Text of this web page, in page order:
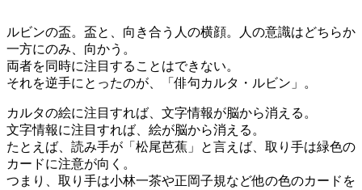
ルビンの盃。盃と、向き合う人の横顔。人の意識はどちらか
一方にのみ、向かう。
両者を同時に注目することはできない。
それを逆手にとったのが、「俳句カルタ・ルビン」。
カルタの絵に注目すれば、文字情報が脳から消える。
文字情報に注目すれば、絵が脳から消える。
たとえば、読み手が「松尾芭蕉」と言えば、取り手は緑色の
カードに注意が向く。
つまり、取り手は小林一茶や正岡子規など他の色のカードを